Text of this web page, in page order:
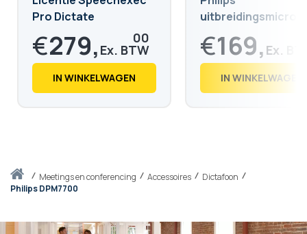
Thuismeetings en conferencing Accessoires
Dictafoon
Philips DPM7700
Pro Dictate
€279, 00
€ 337,
IN WINKELWAGEN
LFH9172
€169,
€ 205,
IN WINKELWAGEN